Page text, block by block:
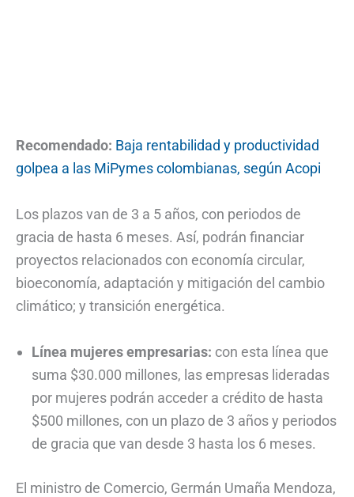
Recomendado: Baja rentabilidad y productividad
golpea a las MiPymes colombianas, según Acopi
Los plazos van de 3 a 5 años, con periodos de
gracia de hasta 6 meses. Así, podrán financiar
proyectos relacionados con economía circular,
bioeconomía, adaptación y mitigación del cambio
climático; y transición energética.
Línea mujeres empresarias: con esta línea que
suma $30.000 millones, las empresas lideradas
por mujeres podrán acceder a crédito de hasta
$500 millones, con un plazo de 3 años y periodos
de gracia que van desde 3 hasta los 6 meses.
El ministro de Comercio, Germán Umaña Mendoza,